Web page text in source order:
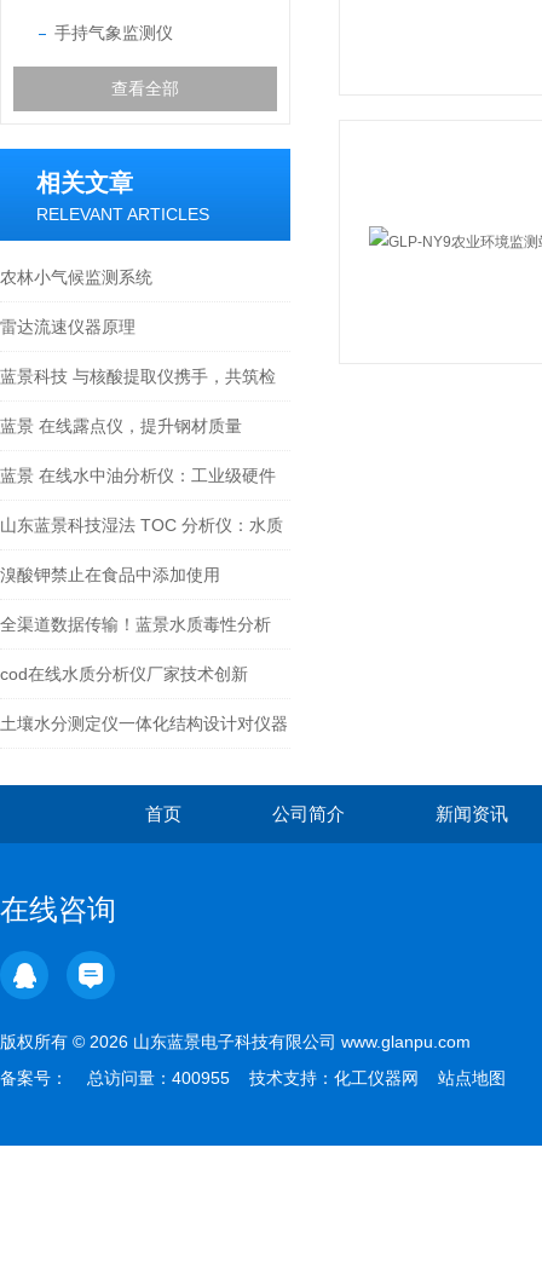
手持气象监测仪
查看全部
相关文章
RELEVANT ARTICLES
农林小气候监测系统
雷达流速仪器原理
蓝景科技 与核酸提取仪携手，共筑检
测新未来
蓝景 在线露点仪，提升钢材质量
蓝景 在线水中油分析仪：工业级硬件
配置，筑牢稳定运行根基
山东蓝景科技湿法 TOC 分析仪：水质
检测的全能卫士
溴酸钾禁止在食品中添加使用
全渠道数据传输！蓝景水质毒性分析
仪，监管溯源更高效
cod在线水质分析仪厂家技术创新
土壤水分测定仪一体化结构设计对仪器
首页 公司简介 新闻资讯
在线咨询
版权所有 © 2026 山东蓝景电子科技有限公司 www.glanpu.com
备案号：
总访问量：400955 技术支持： 化工仪器网 站点地图